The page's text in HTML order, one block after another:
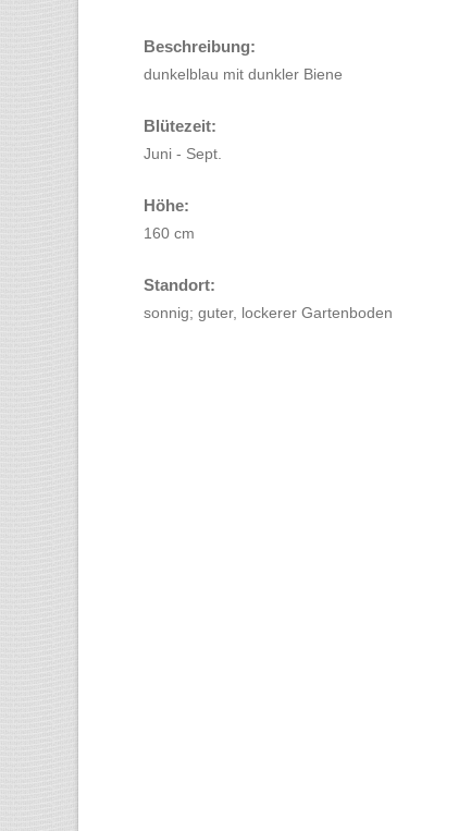
Beschreibung:
dunkelblau mit dunkler Biene
Blütezeit:
Juni - Sept.
Höhe:
160 cm
Standort:
sonnig; guter, lockerer Gartenboden